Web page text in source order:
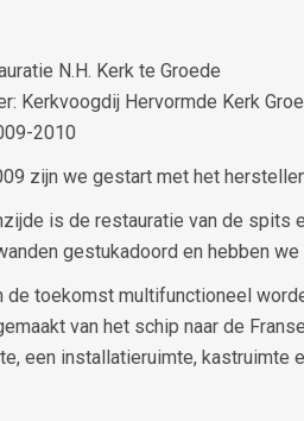
N.H. Kerk te Groede
Kerkvoogdij Hervormde Kerk
2010
zijn we gestart met het
is de restauratie van de spits
gestukadoord en hebben
de toekomst multifunctioneel
van het schip naar de
een installatieruimte, kastruimte